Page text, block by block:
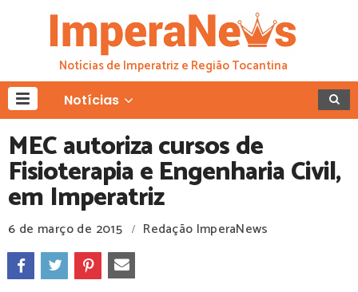
Notícias de Imperatriz e Região Tocantina
Notícias
MEC autoriza cursos de
Fisioterapia e Engenharia Civil,
em Imperatriz
6 de março de 2015 / Redação ImperaNews